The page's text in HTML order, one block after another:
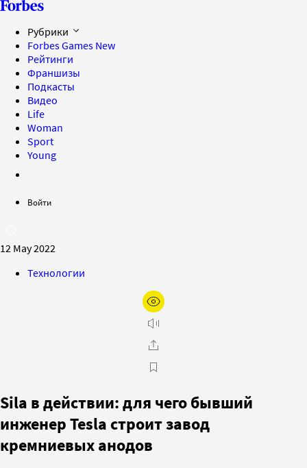
Рубрики
Forbes Games New
Рейтинги
Франшизы
Подкасты
Видео
Life
Woman
Sport
Young
Войти
12 May 2022
Технологии
Sila в действии: для чего бывший
инженер Tesla строит завод
кремниевых анодов